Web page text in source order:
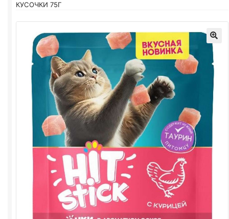
КУСОЧКИ 75Г